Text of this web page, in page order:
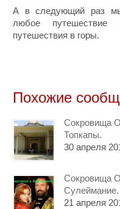
А в следующий раз
любое
путешествия в горы.
Похожие
Сокровища
Топкапы.
30 апреля
Сокровища
Сулеймание.
21 апреля